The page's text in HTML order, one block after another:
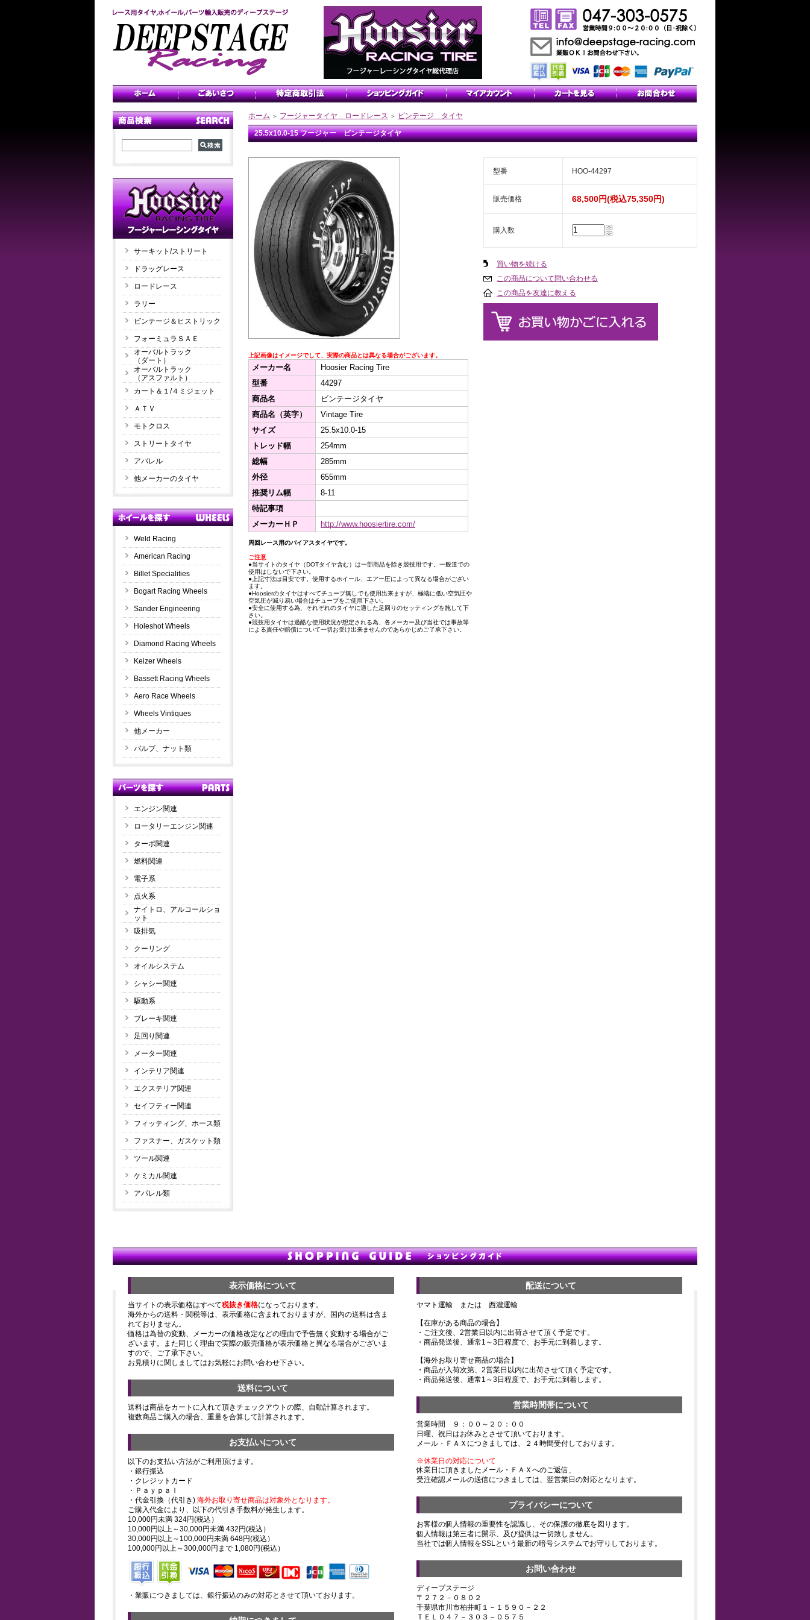
サーキット/ストリート
ドラッグレース
ロードレース
ラリー
ビンテージ＆ヒストリック
フォーミュラＳＡＥ
オーバルトラック
（ダート）
オーバルトラック
（アスファルト）
カート＆１/４ミジェット
ＡＴＶ
モトクロス
ストリートタイヤ
アパレル
他メーカーのタイヤ
Weld Racing
American Racing
Billet Specialities
Bogart Racing Wheels
Sander Engineering
Holeshot Wheels
Diamond Racing Wheels
Keizer Wheels
Bassett Racing Wheels
Aero Race Wheels
Wheels Vintiques
他メーカー
バルブ、ナット類
エンジン関連
ロータリーエンジン関連
ターボ関連
燃料関連
電子系
点火系
ナイトロ、アルコールショ
ット
吸排気
クーリング
オイルシステム
シャシー関連
駆動系
ブレーキ関連
足回り関連
メーター関連
インテリア関連
エクステリア関連
セイフティー関連
フィッティング、ホース類
ファスナー、ガスケット類
ツール関連
ケミカル関連
アパレル類
ホーム ＞ フージャータイヤ ロードレース ＞ ビンテージ タイヤ
25.5x10.0-15 フージャー ビンテージタイヤ
上記画像はイメージでして、実際の商品とは異なる場合がございます。
メーカー名
Hoosier Racing Tire
型番
44297
商品名
ビンテージタイヤ
商品名（英字）
Vintage Tire
サイズ
25.5x10.0-15
トレッド幅
254mm
総幅
285mm
外径
655mm
推奨リム幅
8-11
特記事項
メーカーＨＰ
http://www.hoosiertire.com/
周回レース用のバイアスタイヤです。
ご注意
●当サイトのタイヤ（DOTタイヤ含む）は一部商品を除き競技用です。一般道での
使用はしないで下さい。
●上記寸法は目安です。使用するホイール、エアー圧によって異なる場合がござい
ます。
●Hoosierのタイヤはすべてチューブ無しでも使用出来ますが、極端に低い空気圧や
空気圧が減り易い場合はチューブをご使用下さい。
●安全に使用する為、それぞれのタイヤに適した足回りのセッティングを施して下
さい。
●競技用タイヤは過酷な使用状況が想定される為、各メーカー及び当社では事故等
による責任や賠償について一切お受け出来ませんのであらかじめご了承下さい。
型番 HOO-44297
販売価格 68,500円(税込75,350円)
購入数
買い物を続ける
この商品について問い合わせる
この商品を友達に教える
表示価格について
当サイトの表示価格はすべて税抜き価格になっております。
海外からの送料・関税等は、表示価格に含まれておりますが、国内の送料は含ま
れておりません。
価格は為替の変動、メーカーの価格改定などの理由で予告無く変動する場合がご
ざいます。また同じく理由で実際の販売価格が表示価格と異なる場合がございま
すので、ご了承下さい。
お見積りに関しましてはお気軽にお問い合わせ下さい。
送料について
送料は商品をカートに入れて頂きチェックアウトの際、自動計算されます。
複数商品ご購入の場合、重量を合算して計算されます。
お支払いについて
以下のお支払い方法がご利用頂けます。
・銀行振込
・クレジットカード
・Ｐａｙｐａｌ
・代金引換（代引き) 海外お取り寄せ商品は対象外となります。
ご購入代金により、以下の代引き手数料が発生します。
10,000円未満 324円(税込）
10,000円以上～30,000円未満 432円(税込）
30,000円以上～100,000円未満 648円(税込）
100,000円以上～300,000円まで 1,080円(税込）
・業販につきましては、銀行振込のみの対応とさせて頂いております。
配送について
ヤマト運輸 または 西濃運輸
【在庫がある商品の場合】
・ご注文後、2営業日以内に出荷させて頂く予定です。
・商品発送後、通常1～3日程度で、お手元に到着します。
【海外お取り寄せ商品の場合】
・商品が入荷次第、2営業日以内に出荷させて頂く予定です。
・商品発送後、通常1～3日程度で、お手元に到着します。
営業時間帯について
営業時間 ９：００～２０：００
日曜、祝日はお休みとさせて頂いております。
メール・ＦＡＸにつきましては、２４時間受付しております。
※休業日の対応について
休業日に頂きましたメール・ＦＡＸへのご返信、
受注確認メールの送信につきましては、翌営業日の対応となります。
プライバシーについて
お客様の個人情報の重要性を認識し、その保護の徹底を図ります。
個人情報は第三者に開示、及び提供は一切致しません。
当社では個人情報をSSLという最新の暗号システムでお守りしております。
お問い合わせ
ディープステージ
〒２７２－０８０２
千葉県市川市柏井町１－１５９０－２２
ＴＥＬ０４７－３０３－０５７５